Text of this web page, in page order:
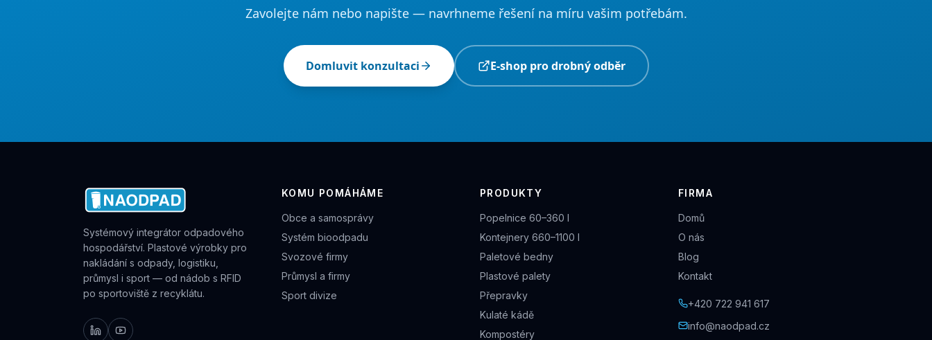
Zavolejte nám nebo napište — navrhneme řešení na míru vašim potřebám.
Domluvit konzultaci E-shop pro drobný odběr
Systémový integrátor odpadového
hospodářství. Plastové výrobky pro
nakládání s odpady, logistiku,
průmysl i sport — od nádob s RFID
po sportoviště z recyklátu.
KOMU POMÁHÁME
Obce a samosprávy
Systém bioodpadu
Svozové firmy
Průmysl a firmy
Sport divize
PRODUKTY
Popelnice 60–360 l
Kontejnery 660–1100 l
Paletové bedny
Plastové palety
Přepravky
Kulaté kádě
Kompostéry
FIRMA
Domů
O nás
Blog
Kontakt
+420 722 941 617
info@naodpad.cz